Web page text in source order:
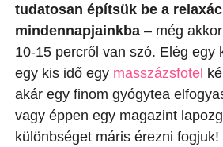
tudatosan építsük be a
mindennapjainkba – még
10-15 percről van szó. Elég egy
egy kis idő egy masszázsfotel
akár egy finom gyógytea
vagy éppen egy magazint
különbséget máris érezni fogjuk!